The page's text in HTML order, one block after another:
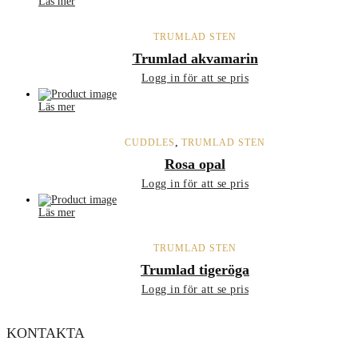
TRUMLAD STEN
Trumlad akvamarin
Logg in för att se pris
Läs mer
CUDDLES ,TRUMLAD STEN
Rosa opal
Logg in för att se pris
Läs mer
TRUMLAD STEN
Trumlad tigeröga
Logg in för att se pris
KONTAKTA